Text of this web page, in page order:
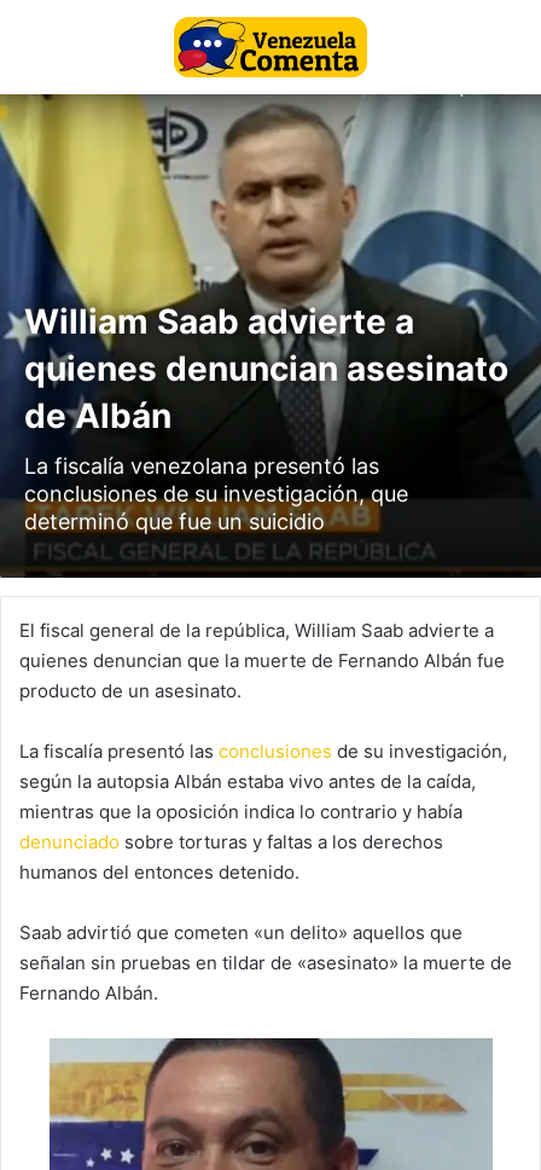
William Saab advierte a
quienes denuncian asesinato
de Albán
La fiscalía venezolana presentó las
conclusiones de su investigación, que
determinó que fue un suicidio
El fiscal general de la república, William Saab advierte a
quienes denuncian que la muerte de Fernando Albán fue
producto de un asesinato.
La fiscalía presentó las conclusiones de su investigación,
según la autopsia Albán estaba vivo antes de la caída,
mientras que la oposición indica lo contrario y había
denunciado sobre torturas y faltas a los derechos
humanos del entonces detenido.
Saab advirtió que cometen «un delito» aquellos que
señalan sin pruebas en tildar de «asesinato» la muerte de
Fernando Albán.